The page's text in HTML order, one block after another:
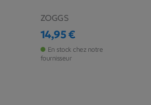
ZOGGS
Prix
14,95 €
En stock chez notre
fournisseur